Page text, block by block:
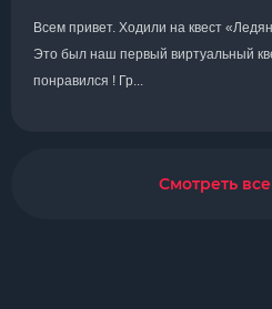
Всем привет. Ходили на квест
Это был наш первый виртуальный
понравился ! Гр...
Смотреть